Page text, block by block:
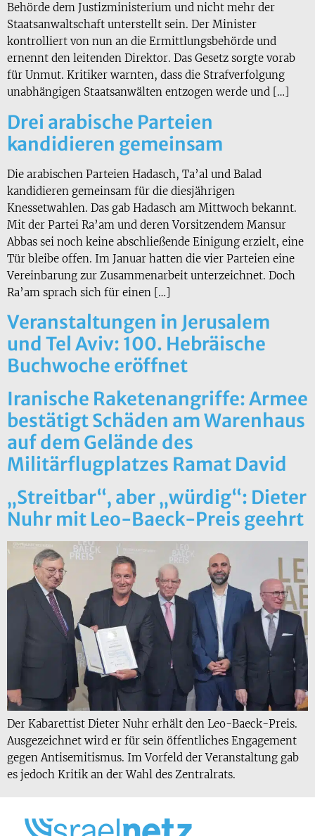
Behörde dem Justizministerium und nicht mehr der
Staatsanwaltschaft unterstellt sein. Der Minister
kontrolliert von nun an die Ermittlungsbehörde und
ernennt den leitenden Direktor. Das Gesetz sorgte vorab
für Unmut. Kritiker warnten, dass die Strafverfolgung
unabhängigen Staatsanwälten entzogen werde und […]
Drei arabische Parteien
kandidieren gemeinsam
Die arabischen Parteien Hadasch, Ta’al und Balad
kandidieren gemeinsam für die diesjährigen
Knessetwahlen. Das gab Hadasch am Mittwoch bekannt.
Mit der Partei Ra’am und deren Vorsitzendem Mansur
Abbas sei noch keine abschließende Einigung erzielt, eine
Tür bleibe offen. Im Januar hatten die vier Parteien eine
Vereinbarung zur Zusammenarbeit unterzeichnet. Doch
Ra’am sprach sich für einen […]
Veranstaltungen in Jerusalem
und Tel Aviv: 100. Hebräische
Buchwoche eröffnet
Iranische Raketenangriffe: Armee
bestätigt Schäden am Warenhaus
auf dem Gelände des
Militärflugplatzes Ramat David
„Streitbar“, aber „würdig“: Dieter
Nuhr mit Leo-Baeck-Preis geehrt
Der Kabarettist Dieter Nuhr erhält den Leo-Baeck-Preis.
Ausgezeichnet wird er für sein öffentliches Engagement
gegen Antisemitismus. Im Vorfeld der Veranstaltung gab
es jedoch Kritik an der Wahl des Zentralrats.